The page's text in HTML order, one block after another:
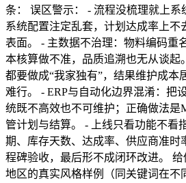
条： 误区警示： - 流程没梳理就上系
系统配置注定乱套，计划达成率上不
表面。 - 主数据不治理：物料编码重
本核算做不准，品质追溯也无从谈起
都要做成“我家独有”，结果维护成本
难行。 - ERP与自动化边界混淆：把
统既不高效也不可维护；正确做法是
管计划与结算。 - 上线只看功能不看
期、库存天数、达成率、供应商准时
程碑验收，最后形不成闭环改进。
地区的真实风格样例（同关键词在不